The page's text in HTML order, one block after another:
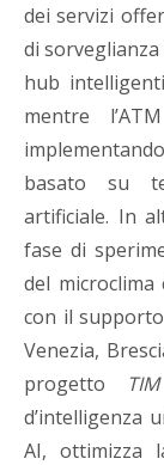
dei servizi
di
hub
mentre
basato su
artificiale. In
fase di
del
con il
Venezia,
progetto
d’intelligenza
AI, ottimizza